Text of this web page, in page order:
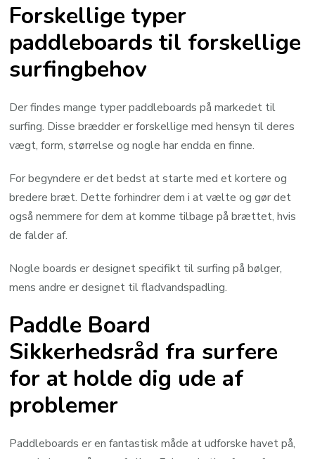
Forskellige typer
paddleboards til forskellige
surfingbehov
Der findes mange typer paddleboards på markedet til
surfing. Disse brædder er forskellige med hensyn til deres
vægt, form, størrelse og nogle har endda en finne.
For begyndere er det bedst at starte med et kortere og
bredere bræt. Dette forhindrer dem i at vælte og gør det
også nemmere for dem at komme tilbage på brættet, hvis
de falder af.
Nogle boards er designet specifikt til surfing på bølger,
mens andre er designet til fladvandspadling.
Paddle Board
Sikkerhedsråd fra surfere
for at holde dig ude af
problemer
Paddleboards er en fantastisk måde at udforske havet på,